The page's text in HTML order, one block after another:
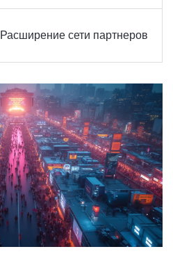
Расширение сети партнеров